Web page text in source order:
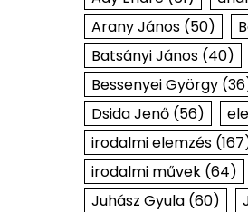
Arany János(50)
Batsányi János(40)
Bessenyei György
Dsida Jenő(56)
irodalmi elemzés
irodalmi művek(64)
Juhász Gyula(60)